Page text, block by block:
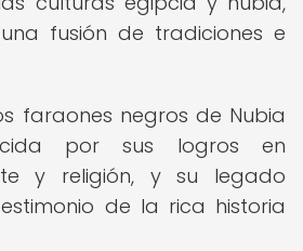
fusión de tradiciones e
faraones negros de Nubia
por sus logros en
y religión, y su legado
de la rica historia